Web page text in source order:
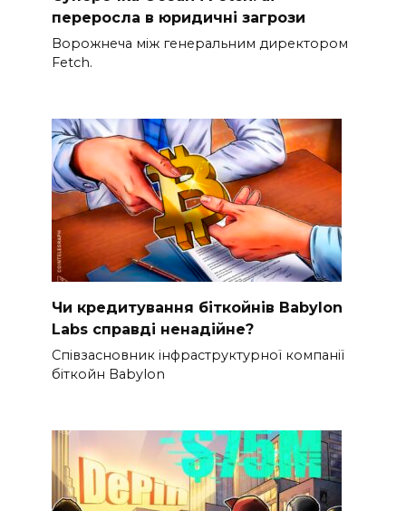
переросла в юридичні загрози
Ворожнеча між генеральним директором
Fetch.
Чи кредитування біткойнів Babylon
Labs справді ненадійне?
Співзасновник інфраструктурної компанії
біткойн Babylon